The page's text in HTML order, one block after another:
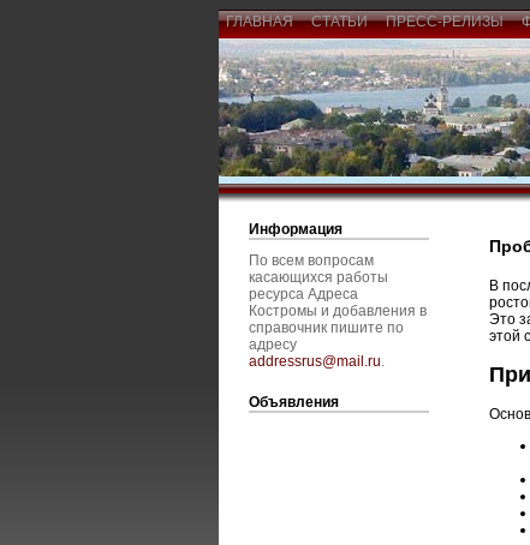
ГЛАВНАЯ СТАТЬИ ПРЕСС-РЕЛИЗЫ
Информация
По всем вопросам
касающихся работы
ресурса Адреса
Костромы и добавления в
справочник пишите по
адресу
addressrus@mail.ru.
Объявления
В
Это
этой